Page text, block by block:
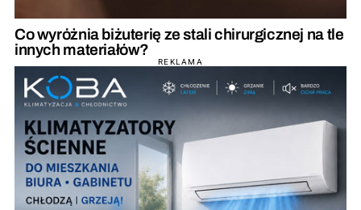
Co wyróżnia biżuterię ze stali chirurgicznej na tle
innych materiałów?
REKLAMA